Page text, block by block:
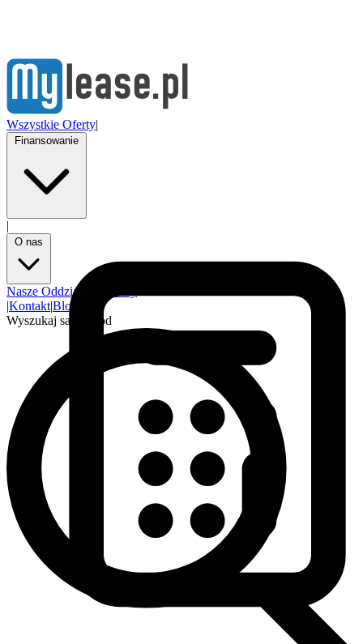
Wszystkie Oferty|
|
Nasze Oddziały
|Kontakt|Blog
Wyszukaj samochód